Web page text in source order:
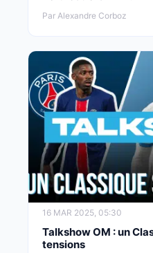
Par Alexandre Corboz
16 MAR 2025, 05:30
Talkshow OM : un
tensions